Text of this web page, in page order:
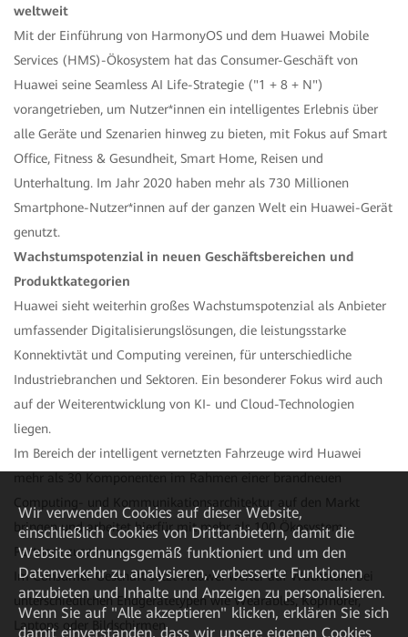
weltweit
Mit der Einführung von HarmonyOS und dem Huawei Mobile
Services (HMS)-Ökosystem hat das Consumer-Geschäft von
Huawei seine Seamless AI Life-Strategie ("1 + 8 + N")
vorangetrieben, um Nutzer*innen ein intelligentes Erlebnis über
alle Geräte und Szenarien hinweg zu bieten, mit Fokus auf Smart
Office, Fitness & Gesundheit, Smart Home, Reisen und
Unterhaltung. Im Jahr 2020 haben mehr als 730 Millionen
Smartphone-Nutzer*innen auf der ganzen Welt ein Huawei-Gerät
genutzt.
Wachstumspotenzial in neuen Geschäftsbereichen und
Produktkategorien
Huawei sieht weiterhin großes Wachstumspotenzial als Anbieter
umfassender Digitalisierungslösungen, die leistungsstarke
Konnektivtät und Computing vereinen, für unterschiedliche
Industriebranchen und Sektoren. Ein besonderer Fokus wird auch
auf der Weiterentwicklung von KI- und Cloud-Technologien
liegen.
Im Bereich der intelligent vernetzten Fahrzeuge wird Huawei
bringen und arbeitet hierfür mit mehr als 100 Ökosystem-
Partnern zusammen.
Im Consumer-Geschäft setzt Huawei weiter auf Wachstum bei
unterschiedlichen Endgerätetypen wie Wearables, Kopfhörer,
Laptops oder Bildschirmen.
Wir verwenden Cookies auf dieser Website,
einschließlich Cookies von Drittanbietern, damit die
Website ordnungsgemäß funktioniert und um den
Datenverkehr zu analysieren, verbesserte Funktionen
anzubieten und Inhalte und Anzeigen zu personalisieren.
Wenn Sie auf "Alle akzeptieren" klicken, erklären Sie sich
damit einverstanden, dass wir unsere eigenen Cookies